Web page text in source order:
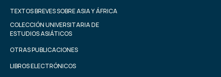
TEXTOS BREVES SOBRE ASIA Y ÁFRICA
COLECCIÓN UNIVERSITARIA DE
ESTUDIOS ASIÁTICOS
OTRAS PUBLICACIONES
LIBROS ELECTRÓNICOS